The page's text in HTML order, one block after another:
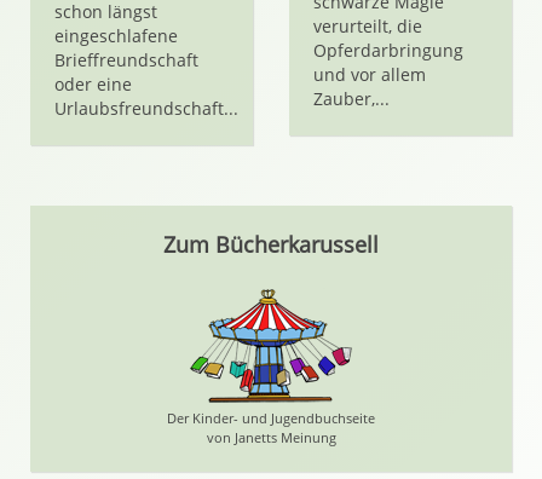
schon längst
eingeschlafene
Brieffreundschaft
oder eine
Urlaubsfreundschaft...
verurteilt, die
Opferdarbringung
und vor allem
Zauber,...
Zum Bücherkarussell
Der Kinder- und Jugendbuchseite
von Janetts Meinung